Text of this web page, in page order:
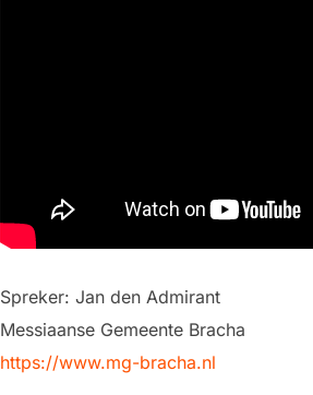
Spreker: Jan den Admirant
Messiaanse Gemeente Bracha
https://www.mg-bracha.nl